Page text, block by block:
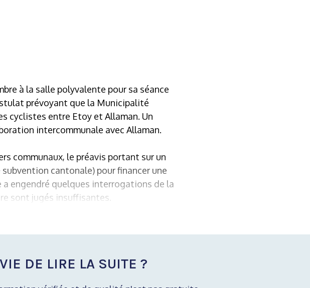
à la salle polyvalente pour sa séance
prévoyant que la Municipalité
cyclistes entre Etoy et Allaman. Un
intercommunale avec Allaman.
communaux, le préavis portant sur un
cantonale) pour financer une
a engendré quelques interrogations de la
sont jugés insuffisantes.
DE LIRE LA SUITE ?